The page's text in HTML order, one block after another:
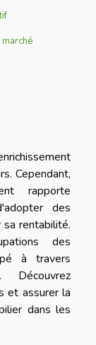
Cependant,
rapporte
des
rentabilité.
des
à travers
Découvrez
et assurer la
dans les